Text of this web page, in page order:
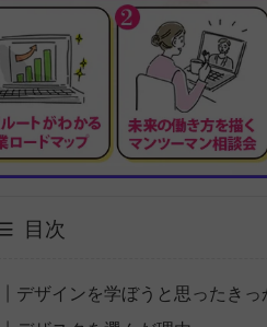
目次
デザインを学ぼうと思ったきっ